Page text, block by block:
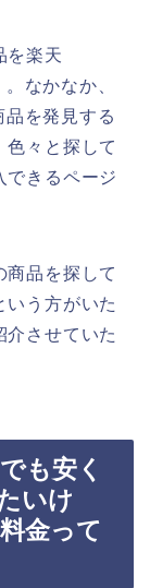
を楽天
なかなか、
を発見する
色々と探して
できるページ
商品を探して
いう方がいた
介させていた
も安く
いけ
金って